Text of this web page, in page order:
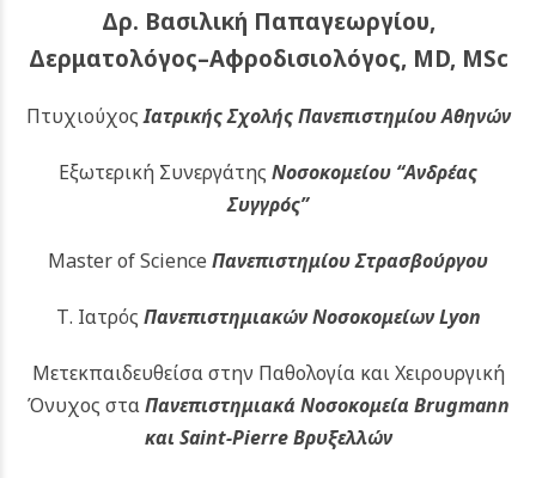
Δρ. Βασιλική Παπαγεωργίου,
Δερματολόγος–Αφροδισιολόγος, MD, MSc
ΠτυχιούχοςΙατρικής Σχολής Πανεπιστημίου Αθηνών
Εξωτερική Συνεργάτης Νοσοκομείου “Ανδρέας
Συγγρός”
Master of Science Πανεπιστημίου Στρασβούργου
Τ. Ιατρός Πανεπιστημιακών Νοσοκομείων Lyon
Μετεκπαιδευθείσα στην Παθολογία και Χειρουργική
Όνυχος σταΠανεπιστημιακά Νοσοκομεία Brugmann
και Saint-Pierre Βρυξελλών